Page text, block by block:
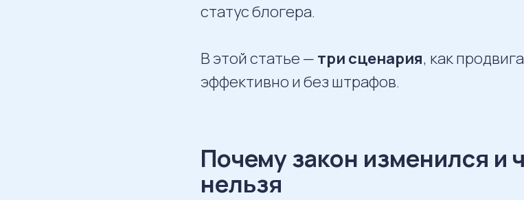
статус блогера.
В этой статье — три сценария, как
эффективно и без штрафов.
Почему закон изменился и
нельзя